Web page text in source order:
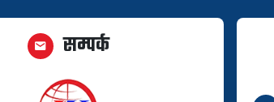
सम्पर्क